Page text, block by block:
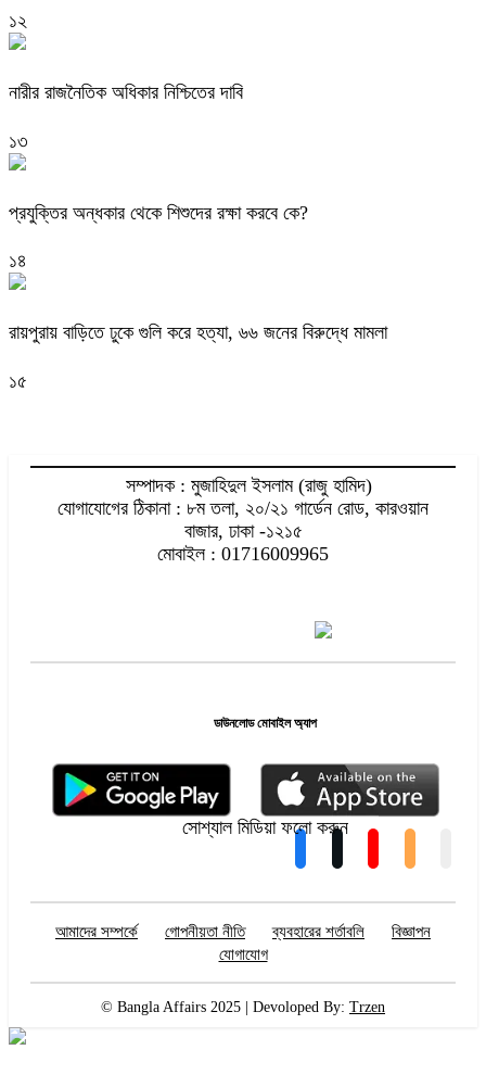
১২
নারীর রাজনৈতিক অধিকার নিশ্চিতের দাবি
১৩
প্রযুক্তির অন্ধকার থেকে শিশুদের রক্ষা করবে কে?
১৪
রায়পুরায় বাড়িতে ঢুকে গুলি করে হত্যা, ৬৬ জনের বিরুদ্ধে মামলা
১৫
সম্পাদক : মুজাহিদুল ইসলাম (রাজু হামিদ)
যোগাযোগের ঠিকানা : ৮ম তলা, ২০/২১ গার্ডেন রোড, কারওয়ান
বাজার, ঢাকা -১২১৫
মোবাইল : 01716009965
ডাউনলোড মোবাইল অ্যাপ
সোশ্যাল মিডিয়া ফলো করুন
আমাদের সম্পর্কে গোপনীয়তা নীতি ব্যবহারের শর্তাবলি
বিজ্ঞাপন
যোগাযোগ
© Bangla Affairs 2025 | Devoloped By: Trzen